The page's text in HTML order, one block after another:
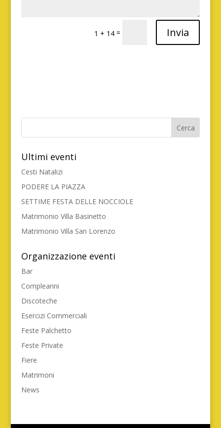
1 + 14 = Invia
Ultimi eventi
Cesti Natalizi
PODERE LA PIAZZA
SETTIME FESTA DELLE NOCCIOLE
Matrimonio Villa Basinetto
Matrimonio Villa San Lorenzo
Organizzazione eventi
Bar
Compleanni
Discoteche
Esercizi Commerciali
Feste Palchetto
Feste Private
Fiere
Matrimoni
News